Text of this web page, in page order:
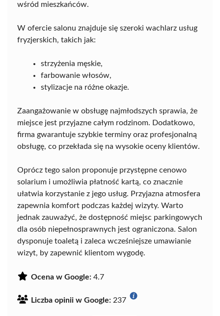
wśród mieszkańców.
W ofercie salonu znajduje się szeroki wachlarz usług
fryzjerskich, takich jak:
strzyżenia męskie,
farbowanie włosów,
stylizacje na różne okazje.
Zaangażowanie w obsługę najmłodszych sprawia, że
miejsce jest przyjazne całym rodzinom. Dodatkowo,
firma gwarantuje szybkie terminy oraz profesjonalną
obsługę, co przekłada się na wysokie oceny klientów.
Oprócz tego salon proponuje przystępne cenowo
solarium i umożliwia płatność kartą, co znacznie
ułatwia korzystanie z jego usług. Przyjazna atmosfera
zapewnia komfort podczas każdej wizyty. Warto
jednak zauważyć, że dostępność miejsc parkingowych
dla osób niepełnosprawnych jest ograniczona. Salon
dysponuje toaletą i zaleca wcześniejsze umawianie
wizyt, by zapewnić klientom wygodę.
Ocena w Google: 4.7
Liczba opinii w Google: 237